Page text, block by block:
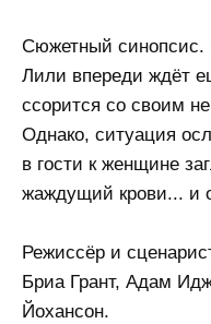
Сюжетный синопсис.
Лили впереди ждёт
ссорится со своим
Однако, ситуация
в гости к женщине
жаждущий крови... и
Режиссёр и
Бриа Грант, Адам
Йохансон.